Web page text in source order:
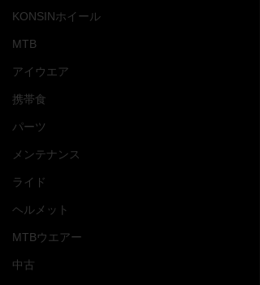
KONSINホイール
MTB
アイウエア
携帯食
パーツ
メンテナンス
ライド
ヘルメット
MTBウエアー
中古